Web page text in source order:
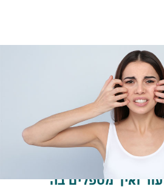
ואיך מטפלים בה